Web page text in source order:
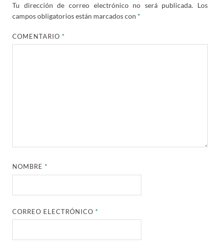
Tu dirección de correo electrónico no será publicada. Los
campos obligatorios están marcados con *
COMENTARIO*
NOMBRE*
CORREO ELECTRÓNICO*